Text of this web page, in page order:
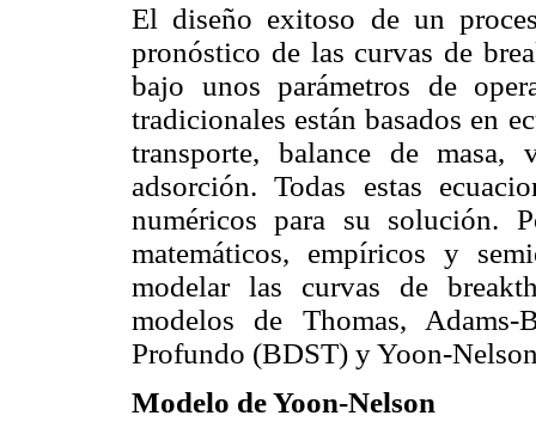
El diseño exitoso de un
pronóstico de las curvas de
bajo unos parámetros de
tradicionales están basados en
transporte, balance de masa,
adsorción. Todas estas
numéricos para su solución.
matemáticos, empíricos y
modelar las curvas de
modelos de Thomas,
Profundo (BDST) y Yoon-
Modelo de Yoon-Nelson